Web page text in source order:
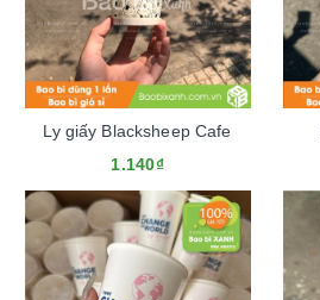
Ly giấy Blacksheep Cafe
1.140₫